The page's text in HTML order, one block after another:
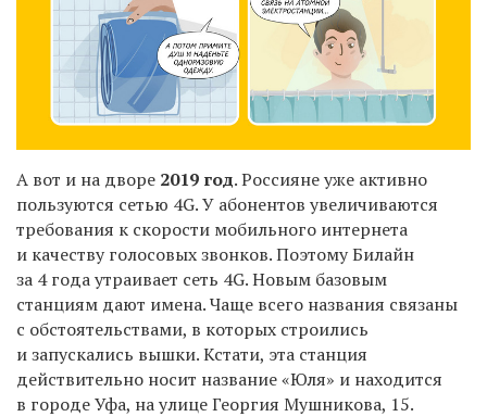
А вот и на дворе 2019 год. Россияне уже активно
пользуются сетью 4G. У абонентов увеличиваются
требования к скорости мобильного интернета
и качеству голосовых звонков. Поэтому Билайн
за 4 года утраивает сеть 4G. Новым базовым
станциям дают имена. Чаще всего названия связаны
с обстоятельствами, в которых строились
и запускались вышки. Кстати, эта станция
действительно носит название «Юля» и находится
в городе Уфа, на улице Георгия Мушникова, 15.